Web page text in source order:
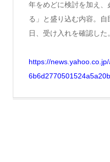
年をめどに検討を加え
る」と盛り込む内容。
日、受け入れを確認した。
https://